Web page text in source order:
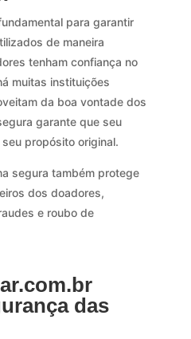
para garantir
de maneira
tenham confiança no
muitas instituições
da boa vontade dos
garante que seu
propósito original.
segura também protege
dos doadores,
e roubo de
das